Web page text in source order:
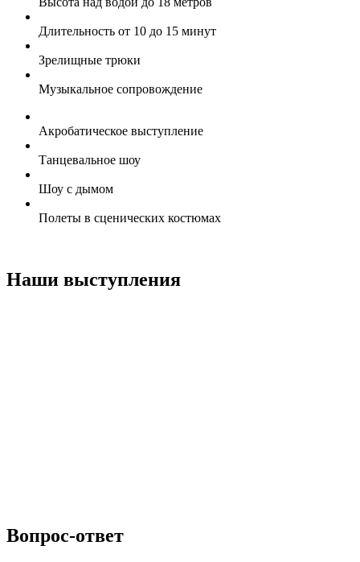
Длительность от 10 до 15 минут
Зрелищные трюки
Музыкальное сопровождение
Акробатическое выступление
Танцевальное шоу
Шоу с дымом
Полеты в сценических костюмах
Наши выступления
Вопрос-ответ